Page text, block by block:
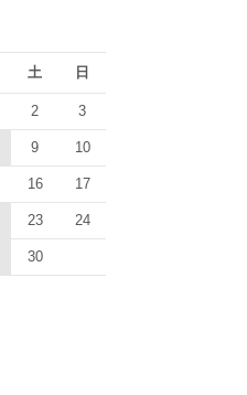
土 日
2 3
9 10
16 17
23 24
30